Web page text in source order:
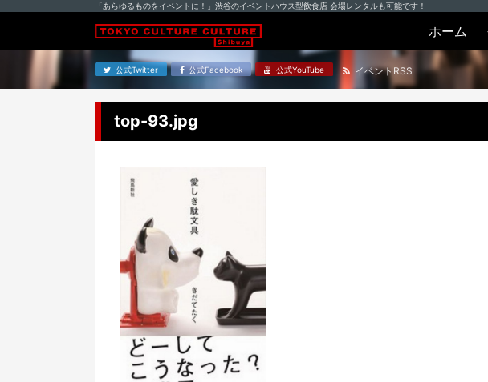
「あらゆるものをイベントに！」渋谷のイベントハウス型飲食店 会場レンタルも可能です！
ホーム
公式Twitter 公式Facebook 公式YouTube イベントRSS
top-93.jpg